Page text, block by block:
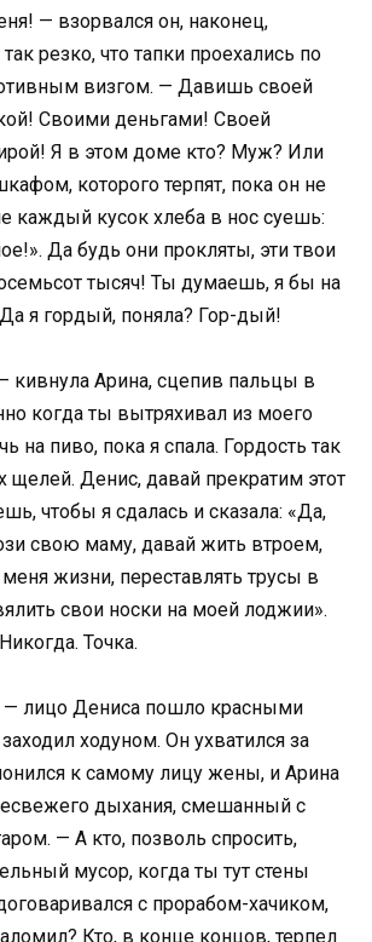
— взорвался он, наконец,
резко, что тапки проехались по
визгом. — Давишь своей
Своими деньгами! Своей
Я в этом доме кто? Муж? Или
которого терпят, пока он не
каждый кусок хлеба в нос суешь:
Да будь они прокляты, эти твои
тысяч! Ты думаешь, я бы на
я гордый, поняла? Гор-дый!
кивнула Арина, сцепив пальцы в
когда ты вытряхивал из моего
на пиво, пока я спала. Гордость так
щелей. Денис, давай прекратим этот
чтобы я сдалась и сказала: «Да,
свою маму, давай жить втроем,
меня жизни, переставлять трусы в
свои носки на моей лоджии».
Точка.
— лицо Дениса пошло красными
ходуном. Он ухватился за
к самому лицу жены, и Арина
дыхания, смешанный с
— А кто, позволь спросить,
мусор, когда ты тут стены
с прорабом-хачиком,
Кто, в конце концов, терпел